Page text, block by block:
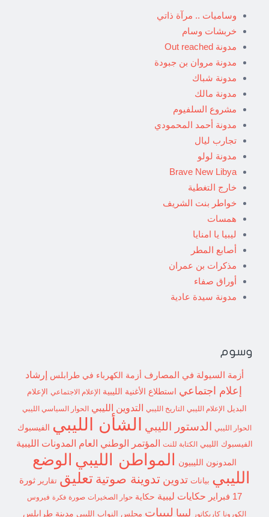
وساميات .. مرآة ذاتي
خربشات وسام
مدونة Out reached
مدونة مروان بن جبودة
مدونة شباك
مدونة مالك
مشروع السلفيوم
مدونة أحمد المحمودي
تجارب ليال
مدونة لولو
Brave New Libya
خارج التغطية
خواطر بنت الشريف
همسات
ليبيا يا امنايا
أصابع المطر
مذكرات بن عمران
أوراق صفاء
مدونة سيدة عادية
وسوم
أزمة السيولة في المصارف أزمة الكهرباء في طرابلس إرشاد
إعلام اجتماعي استطلاع الأغنية الليبية الإعلام الاجتماعي
الإعلام
البديل الإعلام الليبي التاريخ الليبي التدوين الليبي الحوار السياسي الليبي
الحوار الليبي الدستور الليبي الشأن الليبي الفيسبوك
الفيسبوك الليبي الكتابة للنت المؤتمر الوطني العام المدونات الليبية
المدونون الليبيون المواطن الليبي الوضع
الليبي بيانات تدوين تدوينة صوتية تعليق تقارير
ثورة
17 فبراير
حكايات ليبية حكاية حوار الصخيرات صورة فكرة فيروس
الكورونا كاريكاتور ليبيا ليبيات مجلس النواب الليبي مدينة طرابلس